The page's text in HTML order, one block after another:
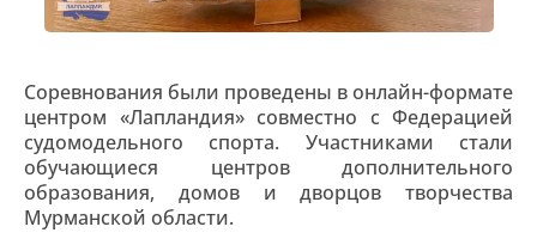
Соревнования были проведены в онлайн-формате
центром «Лапландия» совместно с Федерацией
судомодельного спорта. Участниками стали
обучающиеся центров дополнительного
образования, домов и дворцов творчества
Мурманской области.